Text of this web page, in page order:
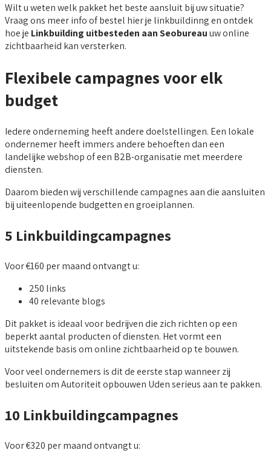
Wilt u weten welk pakket het beste aansluit bij uw situatie?
Vraag ons meer info of bestel hier je linkbuildinng en ontdek
hoe je Linkbuilding uitbesteden aan Seobureauuw online
zichtbaarheid kan versterken.
Flexibele campagnes voor elk
budget
Iedere onderneming heeft andere doelstellingen. Een lokale
ondernemer heeft immers andere behoeften dan een
landelijke webshop of een B2B-organisatie met meerdere
diensten.
Daarom bieden wij verschillende campagnes aan die aansluiten
bij uiteenlopende budgetten en groeiplannen.
5 Linkbuildingcampagnes
Voor €160 per maand ontvangt u:
250 links
40 relevante blogs
Dit pakket is ideaal voor bedrijven die zich richten op een
beperkt aantal producten of diensten. Het vormt een
uitstekende basis om online zichtbaarheid op te bouwen.
Voor veel ondernemers is dit de eerste stap wanneer zij
besluiten om Autoriteit opbouwen Uden serieus aan te pakken.
10 Linkbuildingcampagnes
Voor €320 per maand ontvangt u: